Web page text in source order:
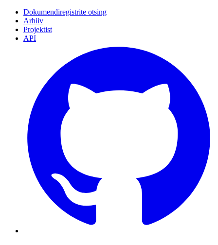
Dokumendiregistrite otsing
Arhiiv
Projektist
API